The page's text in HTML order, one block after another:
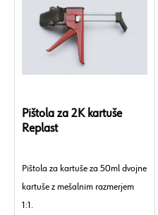
Pištola za 2K kartuše
Replast
Pištola za kartuše za 50ml dvojne
kartuše z mešalnim razmerjem
1:1.